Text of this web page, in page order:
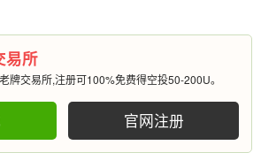
易所
牌交易所,注册可100%免费得空投50-200U。
官网注册